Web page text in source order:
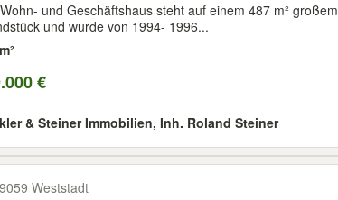
und Geschäftshaus steht auf einem 487 m² großem
und wurde von 1994- 1996...
€
& Steiner Immobilien, Inh. Roland Steiner
Weststadt